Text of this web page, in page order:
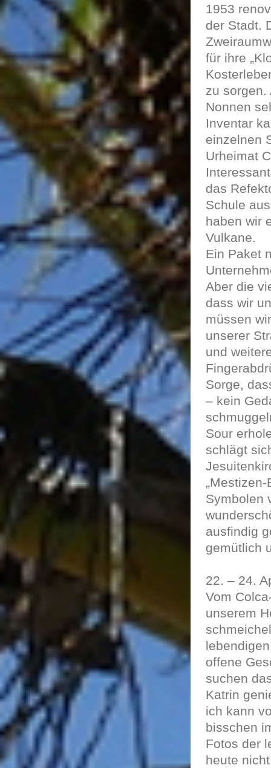
1953
der Stadt.
für ihre
zu sorgen.
Nonnen
Inventar
einzelnen
Urheimat
das
Schule
haben wir
Vulkane.
Ein Paket
Aber die
dass wir
müssen
unserer
und
Sorge,
– kein
Sour
schlägt
Symbolen
ausfindig
gemütlich
22. – 24.
Vom
unserem
offene
suchen
Katrin
ich kann
bisschen
Fotos der
heute